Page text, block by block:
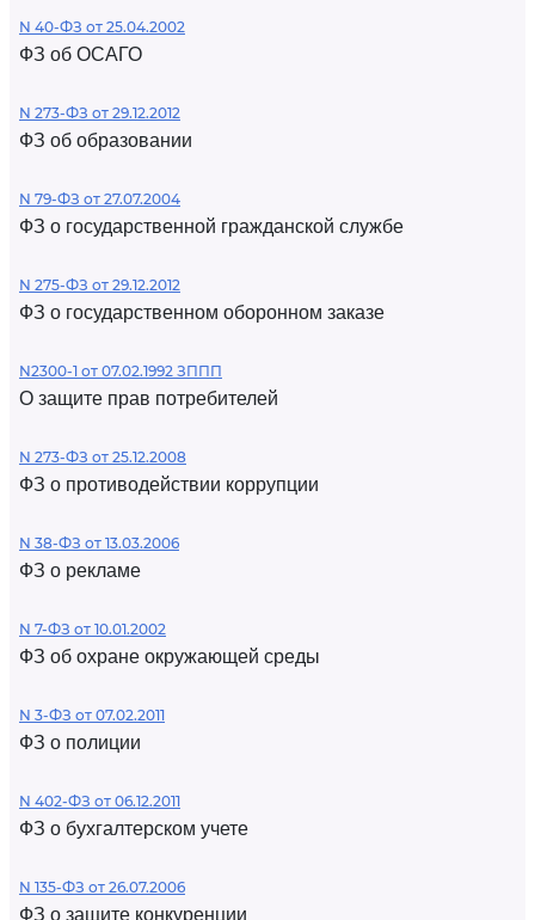
N 40-ФЗ от 25.04.2002
ФЗ об ОСАГО
N 273-ФЗ от 29.12.2012
ФЗ об образовании
N 79-ФЗ от 27.07.2004
ФЗ о государственной гражданской службе
N 275-ФЗ от 29.12.2012
ФЗ о государственном оборонном заказе
N2300-1 от 07.02.1992 ЗППП
О защите прав потребителей
N 273-ФЗ от 25.12.2008
ФЗ о противодействии коррупции
N 38-ФЗ от 13.03.2006
ФЗ о рекламе
N 7-ФЗ от 10.01.2002
ФЗ об охране окружающей среды
N 3-ФЗ от 07.02.2011
ФЗ о полиции
N 402-ФЗ от 06.12.2011
ФЗ о бухгалтерском учете
N 135-ФЗ от 26.07.2006
ФЗ о защите конкуренции